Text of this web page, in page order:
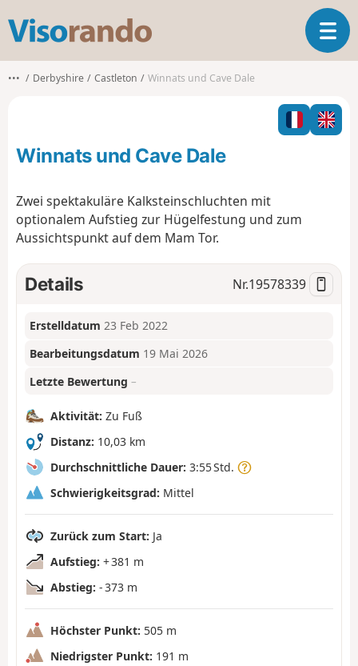
s
o
o
T
o
l
e
n
o
n
••• Derbyshire Castleton Winnats und Cave Dale
Winnats und Cave Dale
Zwei spektakuläre Kalksteinschluchten mit
optionalem Aufstieg zur Hügelfestung und zum
Aussichtspunkt auf dem Mam Tor.
Details Nr.19578339
Erstelldatum 23 Feb 2022
Bearbeitungsdatum 19 Mai 2026
Letzte Bewertung –
Aktivität: Zu Fuß
Distanz: 10,03 km
Durchschnittliche Dauer: 3:55 Std.
Schwierigkeitsgrad: Mittel
Zurück zum Start: Ja
Aufstieg: + 381 m
Abstieg: - 373 m
Höchster Punkt: 505 m
Niedrigster Punkt: 191 m